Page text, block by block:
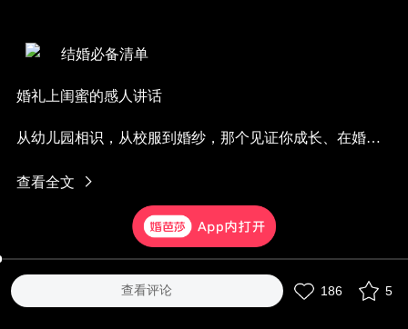
结婚必备清单
婚礼上闺蜜的感人讲话
从幼儿园相识，从校服到婚纱，那个见证你成长、在婚礼
查看全文
查看评论 186 5